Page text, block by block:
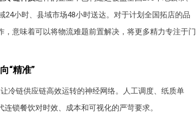
24小时、县域市场48小时送达。对于计划全国拓店的品
意味着可以将物流难题前置解决，将更多精力专注于门
“精准”
冷链供应链高效运转的神经网络。人工调度、纸质单
锁餐饮对时效、成本和可视化的严苛要求。